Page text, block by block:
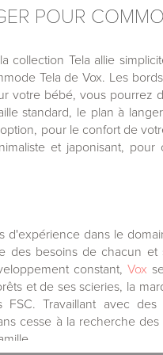
POUR
collection Tela allie
Tela de Vox. Les
votre bébé, vous pourrez
standard, le plan à
pour le confort de
et japonisant,
d'expérience dans le
des besoins de chacun
constant,Vox
et de ses scieries, la
FSC. Travaillant avec
cesse à la recherche